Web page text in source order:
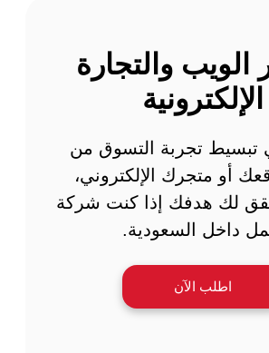
الويب والتجارة
الإلكترونية
تجربة التسوق من
أو متجرك الإلكتروني،
لك هدفك إذا كنت شركة
داخل السعودية.
اطلب الآن